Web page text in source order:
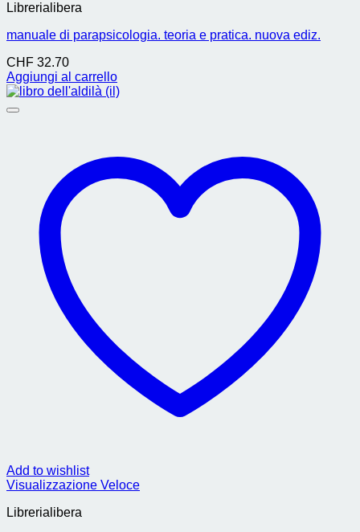
Librerialibera
manuale di parapsicologia. teoria e pratica. nuova ediz.
CHF 32.70
Aggiungi al carrello
Add to wishlist
Visualizzazione Veloce
Librerialibera